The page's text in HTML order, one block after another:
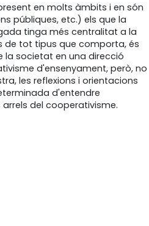
en molts àmbits i en són
públiques, etc.) els que la
tinga més centralitat a la
de tot tipus que comporta, és
la societat en una direcció
d'ensenyament, però, no
les reflexions i orientacions
d'entendre
del cooperativisme.